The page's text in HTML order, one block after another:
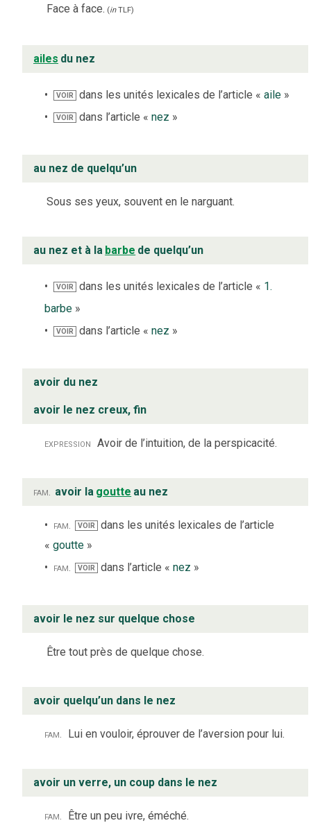
Face à face. (inTLF)
ailes du nez
VOIR dans les unités lexicales de l’article «aile »
VOIR dans l’article «nez »
au nez de quelqu’un
Sous ses yeux, souvent en le narguant.
au nez et à la barbe de quelqu’un
VOIR dans les unités lexicales de l’article « 1.
barbe »
VOIR dans l’article «nez »
avoir du nez
avoir le nez creux, fin
expression Avoir de l’intuition, de la perspicacité.
fam. avoir la goutte au nez
fam. VOIR
dans les unités lexicales de l’article
« goutte »
fam.
VOIR dans l’article « nez »
avoir le nez sur quelque chose
Être tout près de quelque chose.
avoir quelqu’un dans le nez
fam. Lui en vouloir, éprouver de l’aversion pour lui.
avoir un verre, un coup dans le nez
fam. Être un peu ivre, éméché.